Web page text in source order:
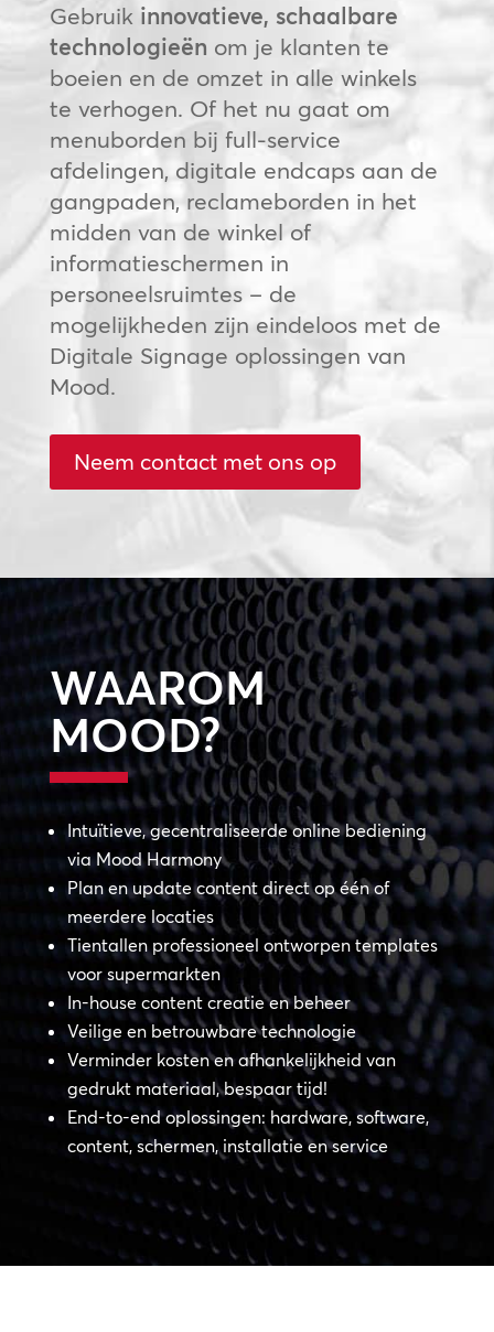
Gebruik innovatieve, schaalbare
technologieën om je klanten te
boeien en de omzet in alle winkels
te verhogen. Of het nu gaat om
menuborden bij full-service
afdelingen, digitale endcaps aan de
gangpaden, reclameborden in het
midden van de winkel of
informatieschermen in
personeelsruimtes – de
mogelijkheden zijn eindeloos met de
Digitale Signage oplossingen van
Mood.
Neem contact met ons op
WAAROM
MOOD?
Intuïtieve, gecentraliseerde online bediening
via Mood Harmony
Plan en update content direct op één of
meerdere locaties
Tientallen professioneel ontworpen templates
voor supermarkten
In-house content creatie en beheer
Veilige en betrouwbare technologie
Verminder kosten en afhankelijkheid van
gedrukt materiaal, bespaar tijd!
End-to-end oplossingen: hardware, software,
content, schermen, installatie en service